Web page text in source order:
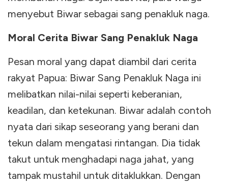
menyebut Biwar sebagai sang penakluk naga.
Moral Cerita Biwar Sang Penakluk Naga
Pesan moral yang dapat diambil dari cerita
rakyat Papua: Biwar Sang Penakluk Naga ini
melibatkan nilai-nilai seperti keberanian,
keadilan, dan ketekunan. Biwar adalah contoh
nyata dari sikap seseorang yang berani dan
tekun dalam mengatasi rintangan. Dia tidak
takut untuk menghadapi naga jahat, yang
tampak mustahil untuk ditaklukkan. Dengan